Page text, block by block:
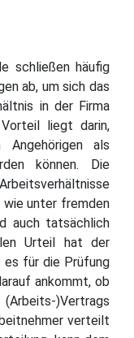
schließen häufig
ab, um sich das
in der Firma
liegt darin,
als
können. Die
wie unter fremden
auch tatsächlich
Urteil hat der
es für die Prüfung
ankommt, ob
)Vertrags
verteilt